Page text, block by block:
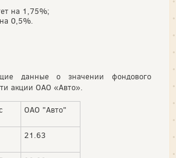
на 1,75%;
0,5%.
данные о значении фондового
акции ОАО «Авто».
ОАО "Авто"
21.63